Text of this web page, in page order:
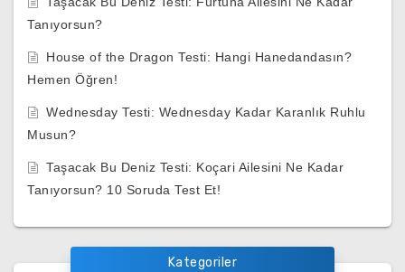
Tanıyorsun?
House of the Dragon Testi: Hangi Hanedandasın?
Hemen Öğren!
Wednesday Testi: Wednesday Kadar Karanlık Ruhlu
Musun?
Taşacak Bu Deniz Testi: Koçari Ailesini Ne Kadar
Tanıyorsun? 10 Soruda Test Et!
Kategoriler